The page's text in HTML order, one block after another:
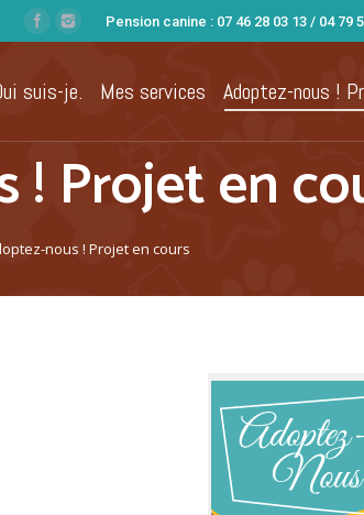
Pension canine : 07 46 28 03 13 / 04 79
suis-je. Mes services Adoptez-nous !
! Projet en
nous ! Projet en cours